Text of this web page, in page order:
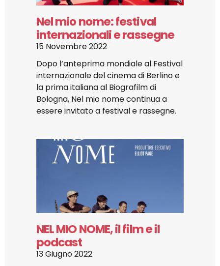
Nel mio nome: festival
internazionali e rassegne
15 Novembre 2022
Dopo l’anteprima mondiale al Festival
internazionale del cinema di Berlino e
la prima italiana al Biografilm di
Bologna, Nel mio nome continua a
essere invitato a festival e rassegne.
NEL MIO NOME, il film e il
podcast
13 Giugno 2022